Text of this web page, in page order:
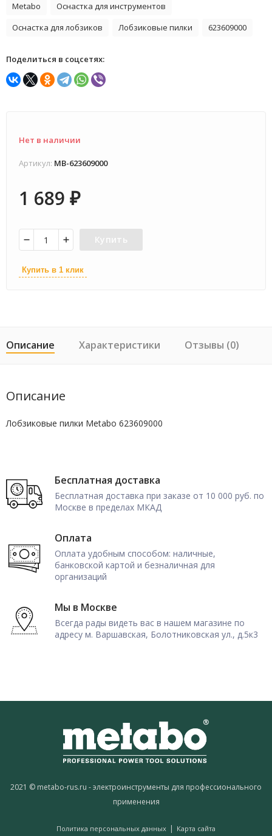
Metabo
Оснастка для инструментов
Оснастка для лобзиков
Лобзиковые пилки 623609000
Поделиться в соцсетях:
Нет в наличии
Артикул: MB-623609000
1 689 ₽
Купить
Купить в 1 клик
Описание Характеристики Отзывы (0)
Описание
Лобзиковые пилки Metabo 623609000
Бесплатная доставка
Бесплатная доставка при заказе от 10 000 руб. по
Москве в пределах МКАД
Оплата
Оплата удобным способом: наличные,
банковской картой и безналичная для
организаций
Мы в Москве
Всегда рады видеть вас в нашем магазине по
адресу м. Варшавская, Болотниковская ул., д.5к3
2021 © metabo-rus.ru - электроинструменты для профессионального
применения
Политика персональных данных | Карта сайта